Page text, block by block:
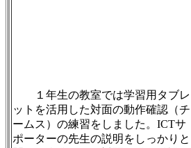
１年生の教室では学習用タブレ
ットを活用した対面の動作確認（チ
ームス）の練習をしました。ICTサ
ポーターの先生の説明をしっかりと